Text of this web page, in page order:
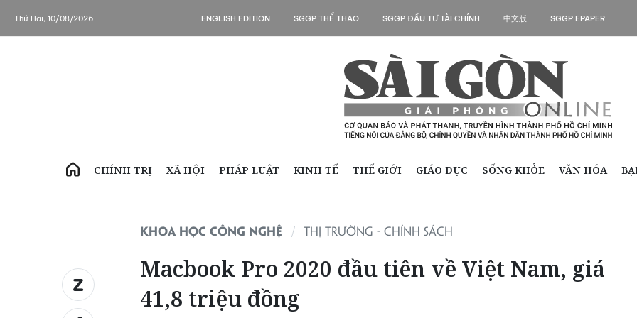
Thứ Hai, 10/08/2026 ENGLISH EDITION SGGP THỂ THAO SGGP ĐẦU TƯ TÀI CHÍNH 中文版 SGGP EPAPER
CHÍNH TRỊ XÃ HỘI PHÁP LUẬT KINH TẾ THẾ GIỚI GIÁO DỤC SỐNG KHỎE VĂN HÓA
KHOA HỌC CÔNG NGHỆ THỊ TRƯỜNG - CHÍNH SÁCH
Macbook Pro 2020 đầu tiên về Việt Nam, giá
41,8 triệu đồng